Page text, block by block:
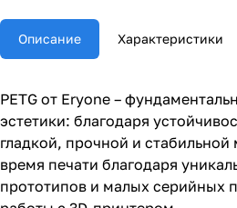
Описание Характеристики
PETG от Eryone –
эстетики: благодаря
гладкой, прочной и
время печати благодаря
прототипов и малых серийных